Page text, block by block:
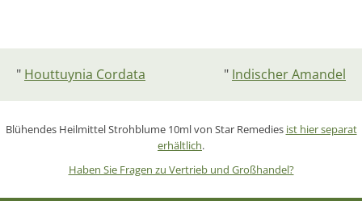
" Houttuynia Cordata " Indischer Amandel
Blühendes HeilmittelStrohblume10ml von Star Remedies ist hier separat
erhältlich.
Haben Sie Fragen zu Vertrieb und Großhandel?